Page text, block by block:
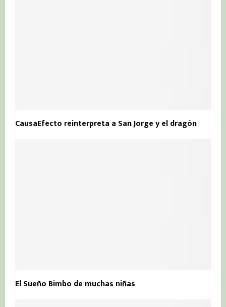
CausaEfecto reinterpreta a San Jorge y el dragón
El Sueño Bimbo de muchas niñas